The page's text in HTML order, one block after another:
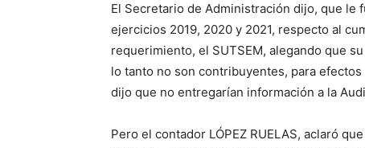
El Secretario de Administración dijo, que le
ejercicios 2019, 2020 y 2021, respecto al
requerimiento, el SUTSEM, alegando que
lo tanto no son contribuyentes, para
dijo que no entregarían información a la
Pero el contador LÓPEZ RUELAS, aclaró